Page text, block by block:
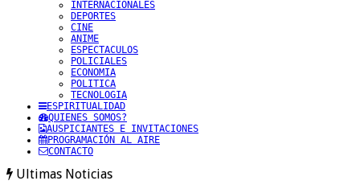
INTERNACIONALES
DEPORTES
CINE
ANIME
ESPECTACULOS
POLICIALES
ECONOMIA
POLITICA
TECNOLOGIA
ESPIRITUALIDAD
QUIENES SOMOS?
AUSPICIANTES E INVITACIONES
PROGRAMACIÓN AL AIRE
CONTACTO
Ultimas Noticias